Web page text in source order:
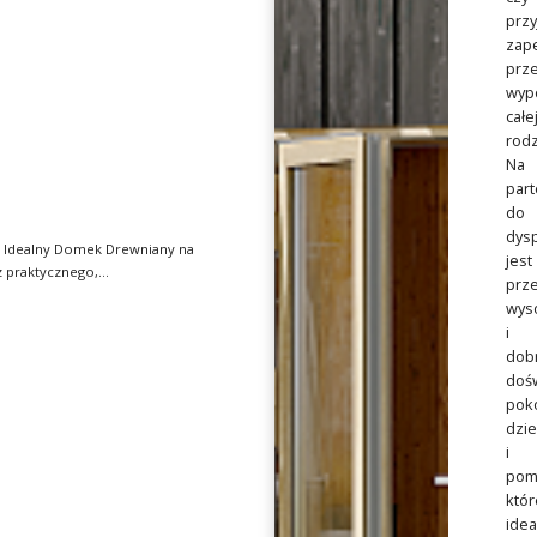
Idealny Domek Drewniany na
całej
Na
do
jest
i
i